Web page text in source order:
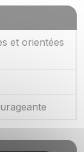
et orientées